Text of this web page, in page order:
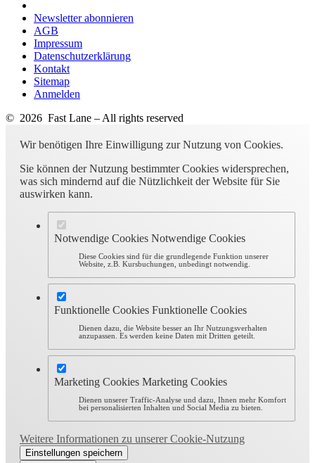
Newsletter abonnieren
AGB
Impressum
Datenschutzerklärung
Kontakt
Sitemap
Anmelden
© 2026 Fast Lane – All rights reserved
Wir benötigen Ihre Einwilligung zur Nutzung von Cookies.
Sie können der Nutzung bestimmter Cookies widersprechen,
was sich mindernd auf die Nützlichkeit der Website für Sie
auswirken kann.
Notwendige Cookies Notwendige Cookies
Diese Cookies sind für die grundlegende Funktion unserer
Website, z.B. Kursbuchungen, unbedingt notwendig.
Funktionelle Cookies Funktionelle Cookies
Dienen dazu, die Website besser an Ihr Nutzungsverhalten
anzupassen. Es werden keine Daten mit Dritten geteilt.
Marketing Cookies Marketing Cookies
Dienen unserer Traffic-Analyse und dazu, Ihnen mehr Komfort
bei personalisierten Inhalten und Social Media zu bieten.
Weitere Informationen zu unserer Cookie-Nutzung